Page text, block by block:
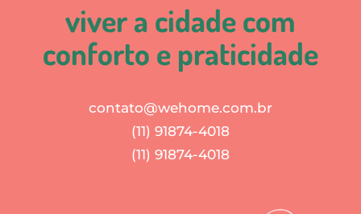
viver a cidade com
conforto e praticidade
contato@wehome.com.br
(11) 91874-4018
(11) 91874-4018